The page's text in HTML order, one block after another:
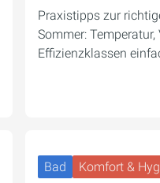
Praxistipps zur
Sommer:
Effizienzklassen
Bad Komfort &